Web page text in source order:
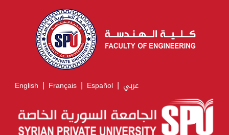
English | Français | Español | عربي